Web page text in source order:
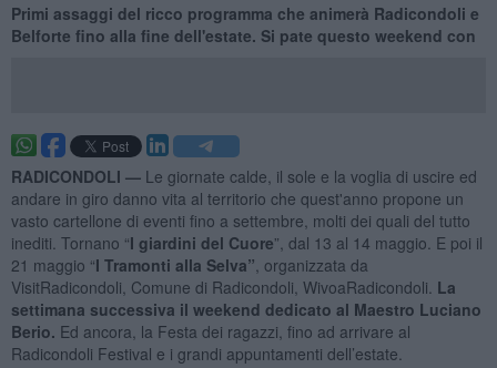
Primi assaggi del ricco programma che animerà Radicondoli e
Belforte fino alla fine dell'estate. Si pate questo weekend con
RADICONDOLI — Le giornate calde, il sole e la voglia di uscire ed
andare in giro danno vita al territorio che quest'anno propone un
vasto cartellone di eventi fino a settembre, molti dei quali del tutto
inediti. Tornano “I giardini del Cuore”, dal 13 al 14 maggio. E poi il
21 maggio “I Tramonti alla Selva” , organizzata da
VisitRadicondoli, Comune di Radicondoli, WivoaRadicondoli. La
settimana successiva il weekend dedicato al Maestro Luciano
Berio. Ed ancora, la Festa dei ragazzi, fino ad arrivare al
Radicondoli Festival e i grandi appuntamenti dell’estate.